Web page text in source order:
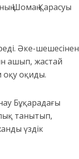
Шомаң Қарасуы
Әке-шешесінен
ашып, жастай
оқу оқиды.
Бұқарадағы
танытып,
үздік